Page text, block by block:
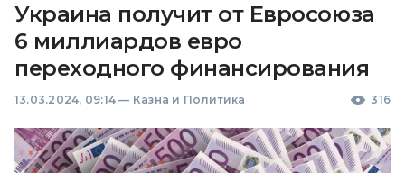
Украина получит от Евросоюза
6 миллиардов евро
переходного финансирования
13.03.2024, 09:14 — Казна и Политика 316